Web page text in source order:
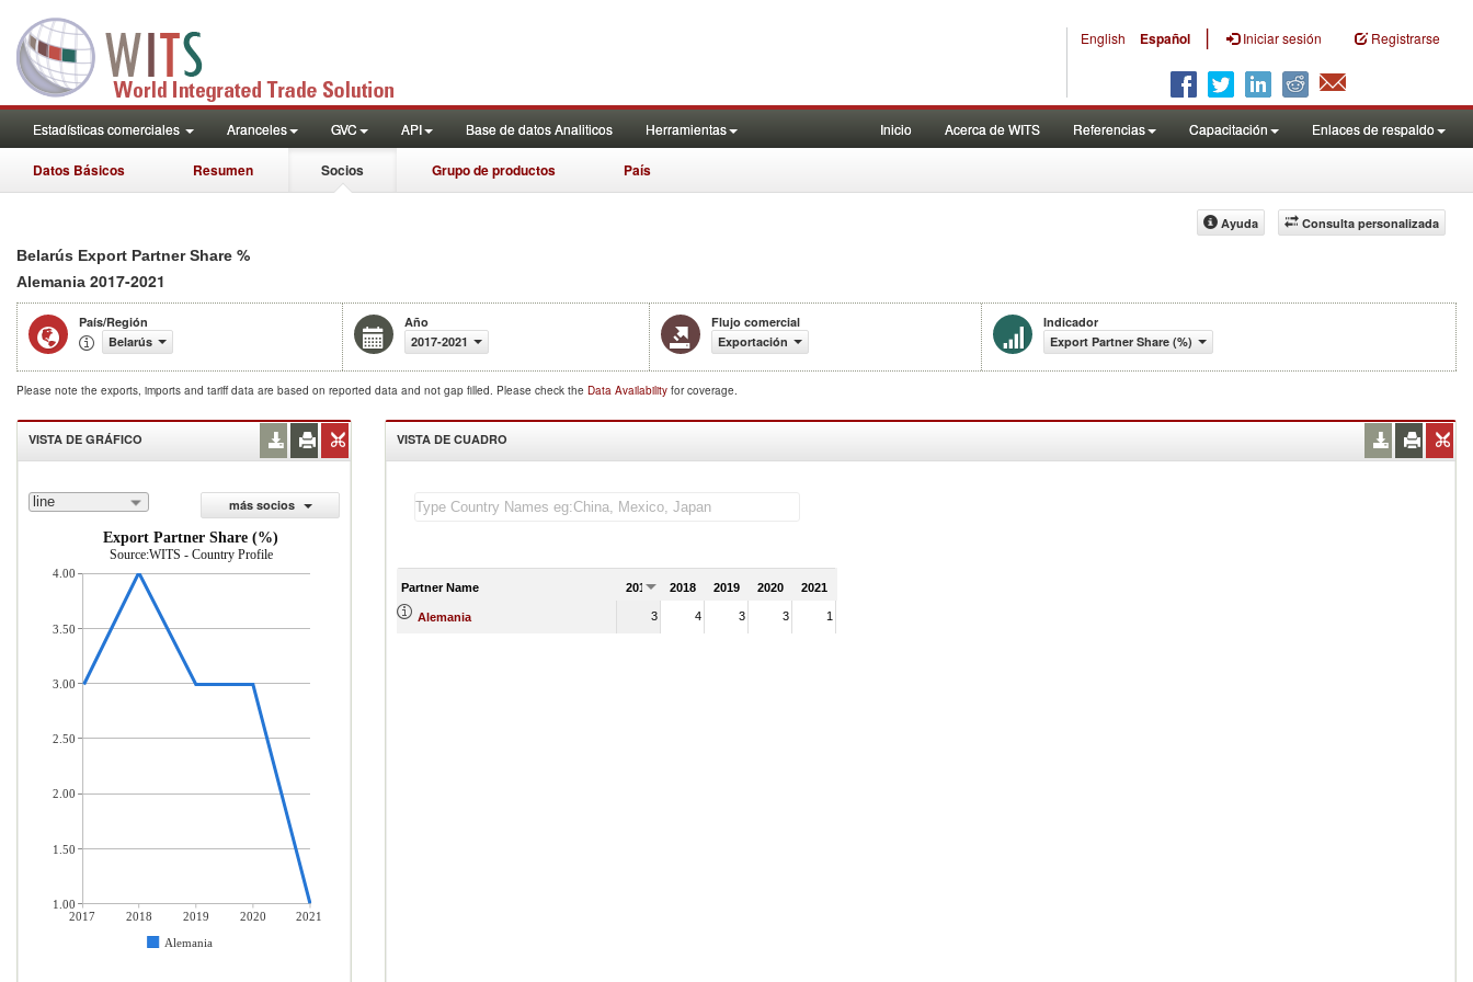
English Español | Iniciar sesión Registrarse
Estadísticas comerciales Aranceles GVC API Base de datos Analiticos Herramientas Inicio Acerca de WITS Referencias Capacitación Enlaces de respaldo
Datos Básicos Resumen Socios Grupo de productos País
Consulta personalizada
Ayuda
Belarús Export Partner Share %
Alemania 2017-2021
País/Región
Belarús
Año
2017-2021
Flujo comercial
Exportación
Indicador
Export Partner Share (%)
Please note the exports, imports and tariff data are based on reported data and not gap filled. Please check the Data Availability for coverage.
VISTA DE GRÁFICO
line
más socios
Export Partner Share (%)
Source:WITS - Country Profile
2017 2018 2019 2020
2021
Alemania
4.00
3.50
3.00
2.50
2.00
1.50
1.00
VISTA DE CUADRO
Partner Name 2017 2018 2019 2020 2021
Alemania 3 4 3 3 1